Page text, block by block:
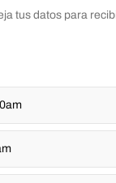
tus datos para